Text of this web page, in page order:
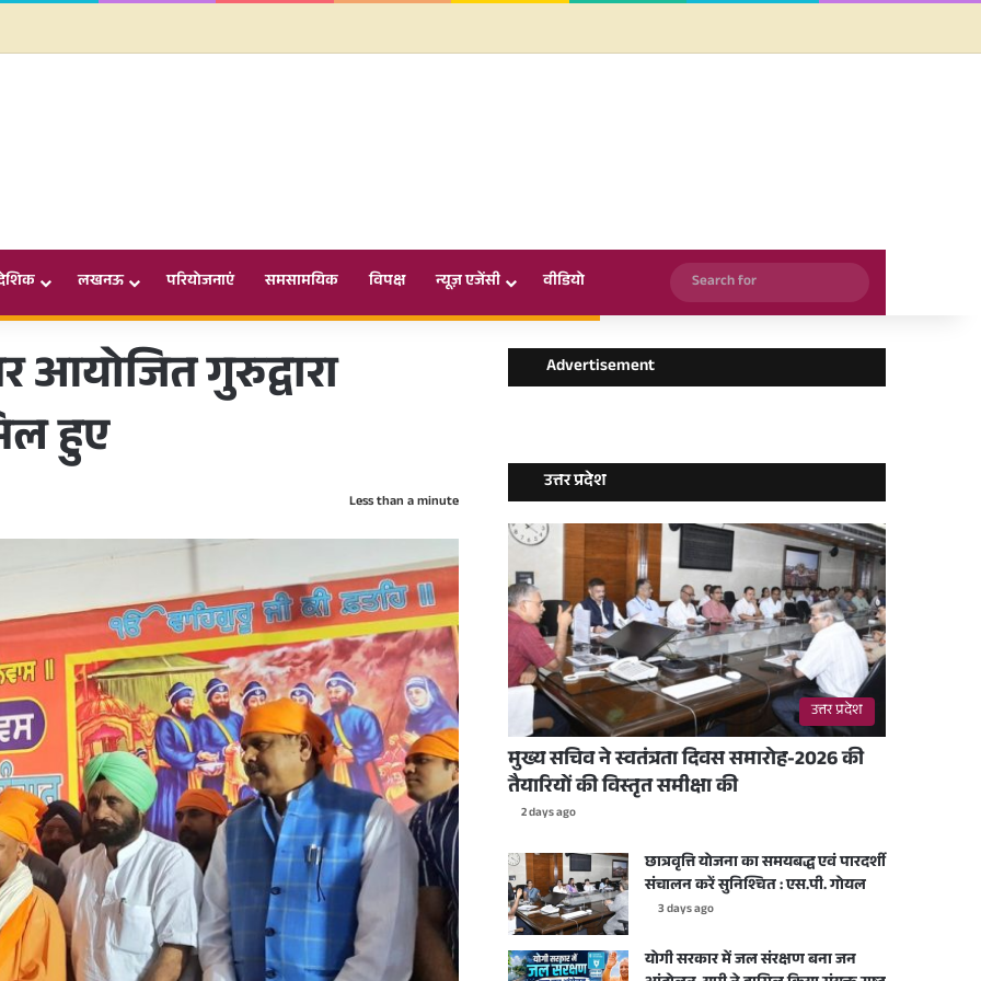
लखनऊ परियोजनाएं समसामयिक विपक्ष न्यूज़ एजेंसी वीडियो
Search
for
आयोजित गुरुद्वारा
हुए
Less than a minute
Advertisement
उत्तर प्रदेश
उत्तर प्रदेश
मुख्य सचिव ने स्वतंत्रता दिवस समारोह-2026 की
तैयारियों की विस्तृत समीक्षा की
2 days ago
छात्रवृत्ति योजना का समयबद्ध एवं पारदर्शी
संचालन करें सुनिश्चित : एस.पी. गोयल
3 days ago
योगी सरकार में जल संरक्षण बना जन